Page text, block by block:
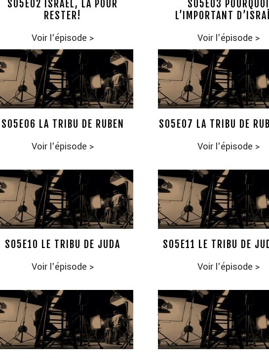
S05E02 ISRAËL, LÀ POUR
RESTER!
Voir l'épisode >
S05E03 POURQUOI
L’IMPORTANT
Voir l'épisode >
S05E06 LA TRIBU DE RUBEN
Voir l'épisode >
S05E07 LA TRIBU DE
Voir l'épisode >
S05E10 LE TRIBU DE JUDA
Voir l'épisode >
S05E11 LE TRIBU DE
Voir l'épisode >